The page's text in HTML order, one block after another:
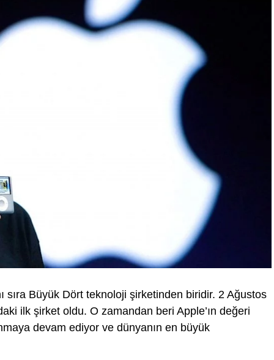
sıra Büyük Dört teknoloji şirketinden biridir. 2 Ağustos
ilk şirket oldu. O zamandan beri Apple’ın değeri
devam ediyor ve dünyanın en büyük